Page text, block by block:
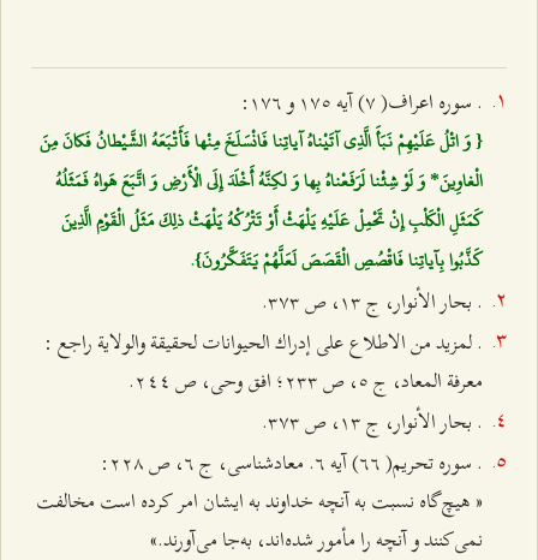
. سوره اعراف( ۷) آيه ۱۷٥ و ۱۷٦:
{ وَ اتْلُ عَلَيْهِمْ نَبَأَ الَّذِي آتَيْناهُ آياتِنا فَانْسَلَخَ مِنْها فَأَتْبَعَهُ الشَّيْطانُ فَكانَ مِنَ
الْغاوِينَ* وَ لَوْ شِئْنا لَرَفَعْناهُ بِها وَ لكِنَّهُ أَخْلَدَ إِلَى الْأَرْضِ وَ اتَّبَعَ هَواهُ فَمَثَلُهُ
كَمَثَلِ الْكَلْبِ إِنْ تَحْمِلْ عَلَيْهِ يَلْهَثْ أَوْ تَتْرُكْهُ يَلْهَثْ ذلِكَ مَثَلُ الْقَوْمِ الَّذِينَ
كَذَّبُوا بِآياتِنا فَاقْصُصِ الْقَصَصَ لَعَلَّهُمْ يَتَفَكَّرُونَ}.
. بحار الأنوار، ج ۱٣، ص ٣۷٣.
. لمزيد من الاطلاع على إدراك الحيوانات لحقيقة والولاية راجع :
معرفة المعاد، ج ٥، ص ٢٣٣؛ افق وحى، ص ٢٤٤.
. بحار الأنوار، ج ۱٣، ص ٣۷٣.
. سوره تحريم( ٦٦) آيه ٦. معادشناسى، ج ٦، ص ٢٢۸:
« هيچ‌گاه نسبت به آنچه خداوند به ايشان امر كرده است مخالفت
نمى‌كنند و آنچه را مأمور شده‌اند، به‌جا مى‌آورند.»